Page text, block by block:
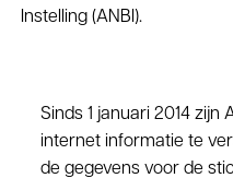
Instelling (ANBI).
Sinds 1 januari 2014 zijn
internet informatie te
de gegevens voor de